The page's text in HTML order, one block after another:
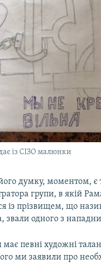
із СІЗО малюнки
думку, моментом, є
групи, в якій
із прізвищем, що
звали одного з
певні художні
ми заявили про